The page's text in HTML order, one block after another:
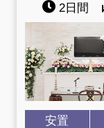
2日間
安置